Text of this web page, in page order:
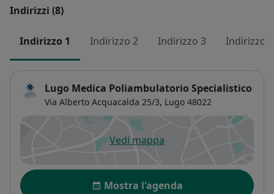
Indirizzi (8)
Indirizzo 1 Indirizzo 2 Indirizzo 3 Indirizzo 4
Lugo Medica Poliambulatorio Specialistico
Via Alberto Acquacalda 25/3, Lugo 48022
Vedi mappasi apre in una nuova scheda
Disponibilità
Mostra l'agenda